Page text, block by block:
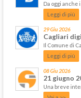
Da oggi anche
Leggi di più
29 Giu 2026
Cagliari
Il Comune di
Leggi di più
08 Giu 2026
21 giugno
Una breve